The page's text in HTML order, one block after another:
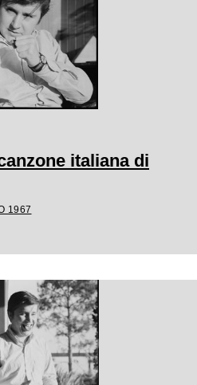
italiana di
1967